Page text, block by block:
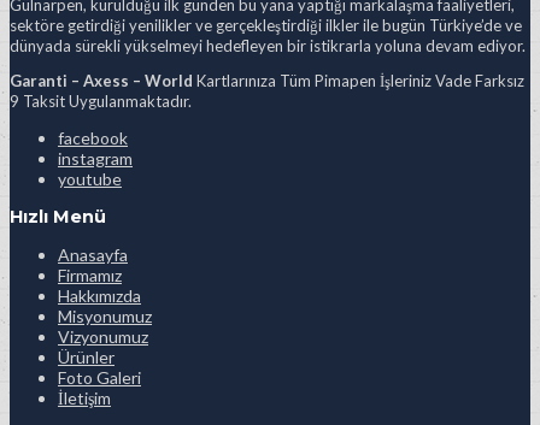
Gülnarpen, kurulduğu ilk günden bu yana yaptığı markalaşma faaliyetleri,
sektöre getirdiği yenilikler ve gerçekleştirdiği ilkler ile bugün Türkiye’de ve
dünyada sürekli yükselmeyi hedefleyen bir istikrarla yoluna devam ediyor.
Garanti – Axess – World Kartlarınıza Tüm Pimapen İşleriniz Vade Farksız
9 Taksit Uygulanmaktadır.
facebook
instagram
youtube
Hızlı Menü
Anasayfa
Firmamız
Hakkımızda
Misyonumuz
Vizyonumuz
Ürünler
Foto Galeri
İletişim